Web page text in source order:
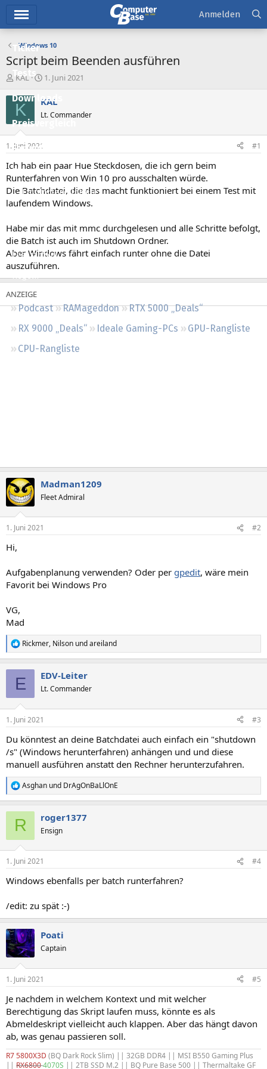
Ticker
Tests
Downloads
Preisvergleich
Forum
Aktuelles
Empfohlene Inhalte
Neueste Aktivitäten
Leserartikel
Regeln
Podcast RAMageddon
RTX 5000 „Deals“
RX 9000 „Deals“
Ideale Gaming-PCs
GPU-Rangliste
CPU-Rangliste
Anmelden
Windows 10
Script beim Beenden ausführen
E
s
e
e
r
KAL
E
s
e
t
a
1. Juni 2021
K KAL
Lt. Commander
1. Juni 2021 #1
Ich hab ein paar Hue Steckdosen, die ich gern beim
Runterfahren von Win 10 pro ausschalten würde.
Die Batchdatei, die das macht funktioniert bei einem Test mit
laufendem Windows.
Habe mir das mit mmc durchgelesen und alle Schritte befolgt,
die Batch ist auch im Shutdown Ordner.
Aber Windows fährt einfach runter ohne die Datei
auszuführen.
Madman1209
Fleet Admiral
1. Juni 2021 #2
Hi,
Aufgabenplanung verwenden? Oder per gpedit, wäre mein
Favorit bei Windows Pro
VG,
Mad
R
e
e
:
Rickmer, Nilson undareiland
E EDV-Leiter
Lt. Commander
1. Juni 2021 #3
Du könntest an deine Batchdatei auch einfach ein "shutdown
/s" (Windows herunterfahren) anhängen und und diese
manuell ausführen anstatt den Rechner herunterzufahren.
R
e
e
:
Asghan und DrAgOnBaLlOnE
R roger1377
Ensign
1. Juni 2021 #4
Windows ebenfalls per batch runterfahren?
/edit: zu spät :-)
Poati
Captain
1. Juni 2021 #5
Je nachdem in welchem Kontext und mit welcher
Berechtigung das Skript laufen muss, könnte es als
Abmeldeskript vielleicht auch klappen. Aber das hängt davon
ab, was genau passieren soll.
R7 5800X3D (BQ Dark Rock Slim) || 32GB DDR4 || MSI B550 Gaming Plus
|| RX68004070S || 2TB SSD M.2 || BQ Pure Base 500 || Thermaltake GF